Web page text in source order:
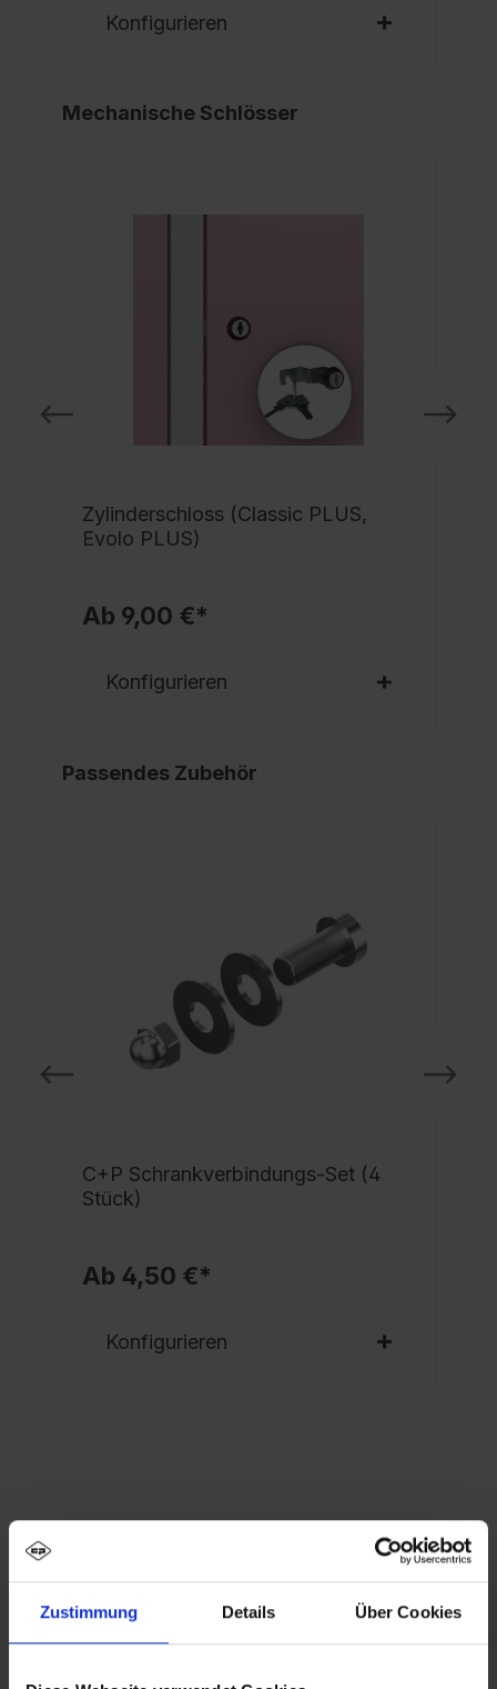
Zustimmung Details Über Cookies
Konfigurieren
Mechanische Schlösser
Zylinderschloss (Classic PLUS,
Evolo PLUS)
Ab 9,00 €*
Konfigurieren
Passendes Zubehör
C+P Schrankverbindungs-Set (4
Stück)
Ab 4,50 €*
Konfigurieren
Spind Evolo PLUS, 4 Abteile, Abteilbreite 300
mm, Korpus aus stabiler Stahlkonstruktion mit
hochwertiger Einbrennbeschichtun…